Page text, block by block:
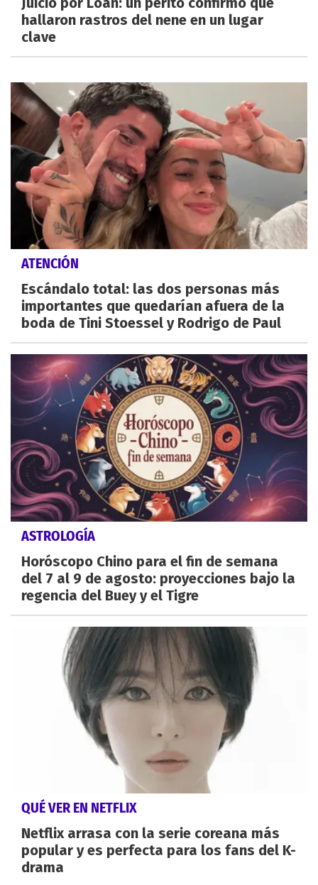
hallaron rastros del nene en un lugar
clave
ATENCIÓN
Escándalo total: las dos personas más
importantes que quedarían afuera de la
boda de Tini Stoessel y Rodrigo de Paul
ASTROLOGÍA
Horóscopo Chino para el fin de semana
del 7 al 9 de agosto: proyecciones bajo la
regencia del Buey y el Tigre
QUÉ VER EN NETFLIX
Netflix arrasa con la serie coreana más
popular y es perfecta para los fans del K-
drama